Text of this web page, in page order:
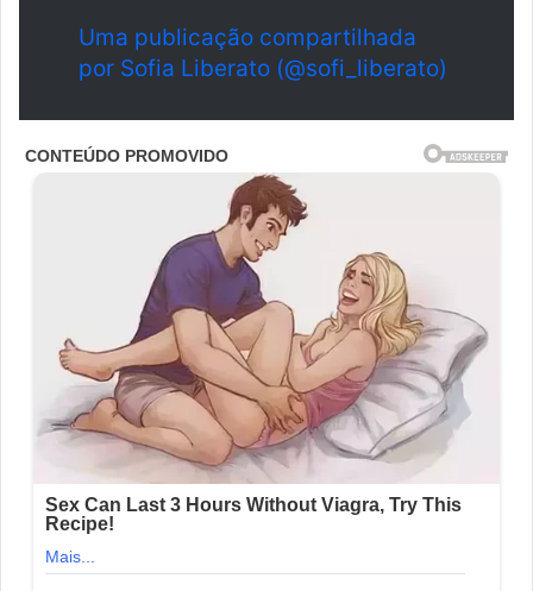
Uma publicação compartilhada
por Sofia Liberato (@sofi_liberato)